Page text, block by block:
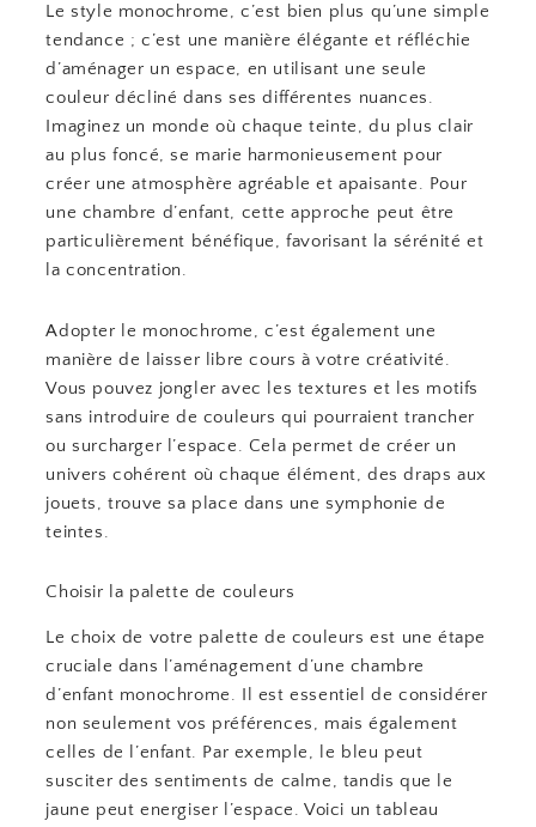
Le style monochrome, c’est bien plus qu’une simple
tendance ; c’est une manière élégante et réfléchie
d’aménager un espace, en utilisant une seule
couleur décliné dans ses différentes nuances.
Imaginez un monde où chaque teinte, du plus clair
au plus foncé, se marie harmonieusement pour
créer une atmosphère agréable et apaisante. Pour
une chambre d’enfant, cette approche peut être
particulièrement bénéfique, favorisant la sérénité et
la concentration.
Adopter le monochrome, c’est également une
manière de laisser libre cours à votre créativité.
Vous pouvez jongler avec les textures et les motifs
sans introduire de couleurs qui pourraient trancher
ou surcharger l’espace. Cela permet de créer un
univers cohérent où chaque élément, des draps aux
jouets, trouve sa place dans une symphonie de
teintes.
Choisir la palette de couleurs
Le choix de votre palette de couleurs est une étape
cruciale dans l’aménagement d’une chambre
d’enfant monochrome. Il est essentiel de considérer
non seulement vos préférences, mais également
celles de l’enfant. Par exemple, le bleu peut
susciter des sentiments de calme, tandis que le
jaune peut energiser l’espace. Voici un tableau